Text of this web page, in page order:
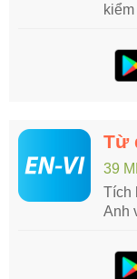
kiểm
Từ
39
Tích
Anh